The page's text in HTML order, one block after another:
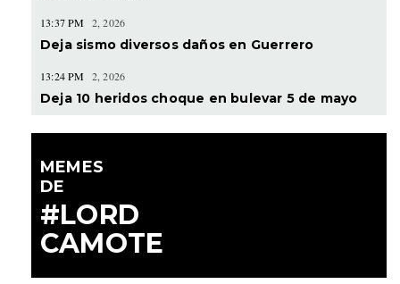
13:37 PM 2, 2026
Deja sismo diversos daños en Guerrero
13:24 PM 2, 2026
Deja 10 heridos choque en bulevar 5 de mayo
MEMES
DE
#LORD
CAMOTE